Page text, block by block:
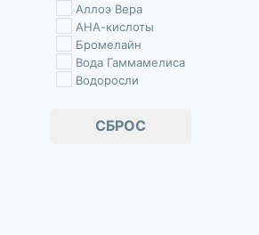
Аллоэ Вера
АНА-кислоты
Бромелайн
Вода Гаммамелиса
Водоросли
ИНУЛИН
СБРОС